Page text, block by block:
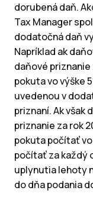
dorubená daň.
Tax Manager
dodatočná daň
Napríklad ak
daňové priznanie
pokuta vo výške
uvedenou v
priznaní. Ak však
priznanie za rok
pokuta počítať vo
počítať za každý
uplynutia lehoty
do dňa podania